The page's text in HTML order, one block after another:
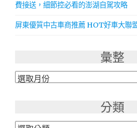
費接送，細節控必看的澎湖自駕攻略
屏東優質中古車商推薦 HOT好車大聯
彙整
彙
分類